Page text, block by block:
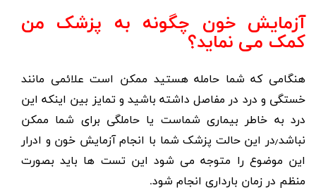
آزمایش خون چگونه به پزشک من
کمک می نماید؟
هنگامی که شما حامله هستید ممکن است علائمی مانند
خستگی و درد در مفاصل داشته باشید و تمایز بین اینکه این
درد به خاطر بیماری شماست یا حاملگی برای شما ممکن
نباشد٫در این حالت پزشک شما با انجام آزمایش خون و ادرار
این موضوع را متوجه می شود این تست ها باید بصورت
منظم در زمان بارداری انجام شود.